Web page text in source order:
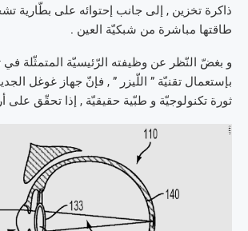
ذاكرة تخزين , إلى جانب إحتوائه على بطّارية
طاقتها مباشرة من شبكيّة العين .
و بغضّ النّظر عن وظيفته الرّئيسيّة المتمثّلة في
بإستعمال تقنيّة ” اللّيزر ” , فإنّ جهاز غوغل
ثورة تكنولوجيّة و طبّية حقيقيّة , إذا تحقّق على